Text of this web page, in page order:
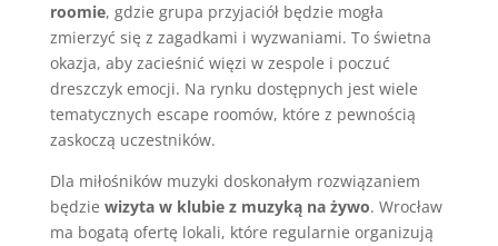
roomie, gdzie grupa przyjaciół będzie mogła
zmierzyć się z zagadkami i wyzwaniami. To świetna
okazja, aby zacieśnić więzi w zespole i poczuć
dreszczyk emocji. Na rynku dostępnych jest wiele
tematycznych escape roomów, które z pewnością
zaskoczą uczestników.
Dla miłośników muzyki doskonałym rozwiązaniem
będzie wizyta w klubie z muzyką na żywo. Wrocław
ma bogatą ofertę lokali, które regularnie organizują